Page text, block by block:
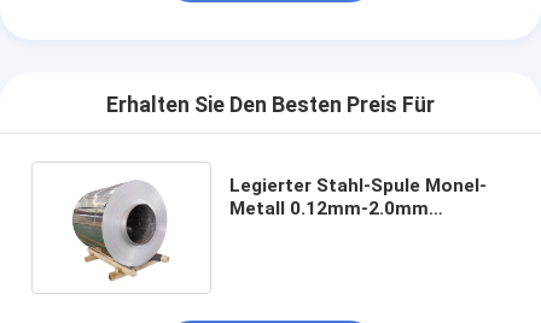
Erhalten Sie Den Besten Preis Für
Legierter Stahl-Spule Monel-
Metall 0.12mm-2.0mm